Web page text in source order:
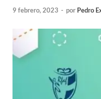
9 febrero, 2023 - por Pedro